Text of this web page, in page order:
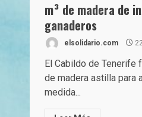
m³ de madera de
ganaderos
elsolidario.com
El Cabildo de Tenerife
de madera astilla para
medida...